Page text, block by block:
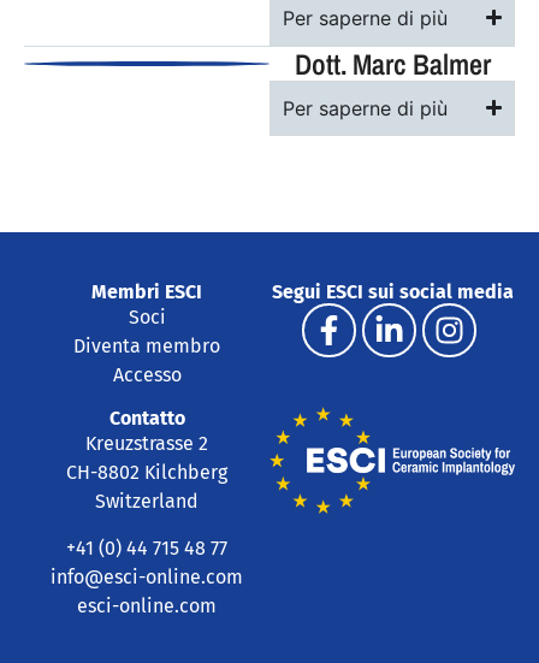
Per saperne di più
Dott. Marc Balmer
Per saperne di più
Contatto
Kreuzstrasse 2
CH-8802 Kilchberg
Switzerland
+41 (0) 44 715 48 77
info@esci-online.com
esci-online.com
Membri ESCI
Soci
Diventa membro
Accesso
Segui ESCI sui social media